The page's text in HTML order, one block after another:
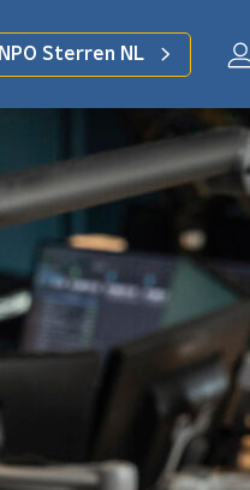
NPO Sterren NL